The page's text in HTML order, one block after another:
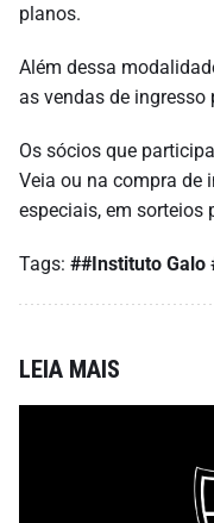
planos.
Além dessa
as vendas de ingresso
Os sócios que
Veia ou na compra de
especiais, em sorteios
Tags: ##Instituto Galo
LEIA MAIS